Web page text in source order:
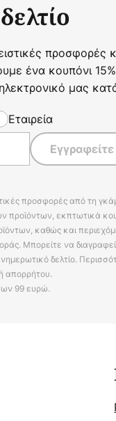
προσφορές
ένα κουπόνι
μας
Εταιρεία
Εγγραφείτε
προσφορές από τη
εκπτωτικά
καθώς και
Μπορείτε να
δελτίο.
απορρήτου.
99 ευρώ.